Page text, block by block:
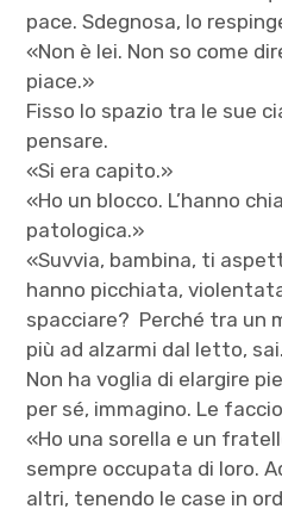
pace. Sdegnosa, lo
«Non è lei. Non so come
piace.»
Fisso lo spazio tra le sue
pensare.
«Si era capito.»
«Ho un blocco. L’hanno
patologica.»
«Suvvia, bambina, ti
hanno picchiata,
spacciare? Perché tra un
più ad alzarmi dal letto,
Non ha voglia di elargire
per sé, immagino. Le
«Ho una sorella e un
sempre occupata di loro.
altri, tenendo le case in